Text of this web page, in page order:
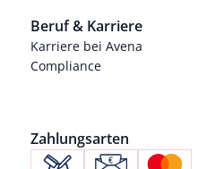
Beruf & Karriere
Karriere bei Avena
Compliance
Zahlungsarten